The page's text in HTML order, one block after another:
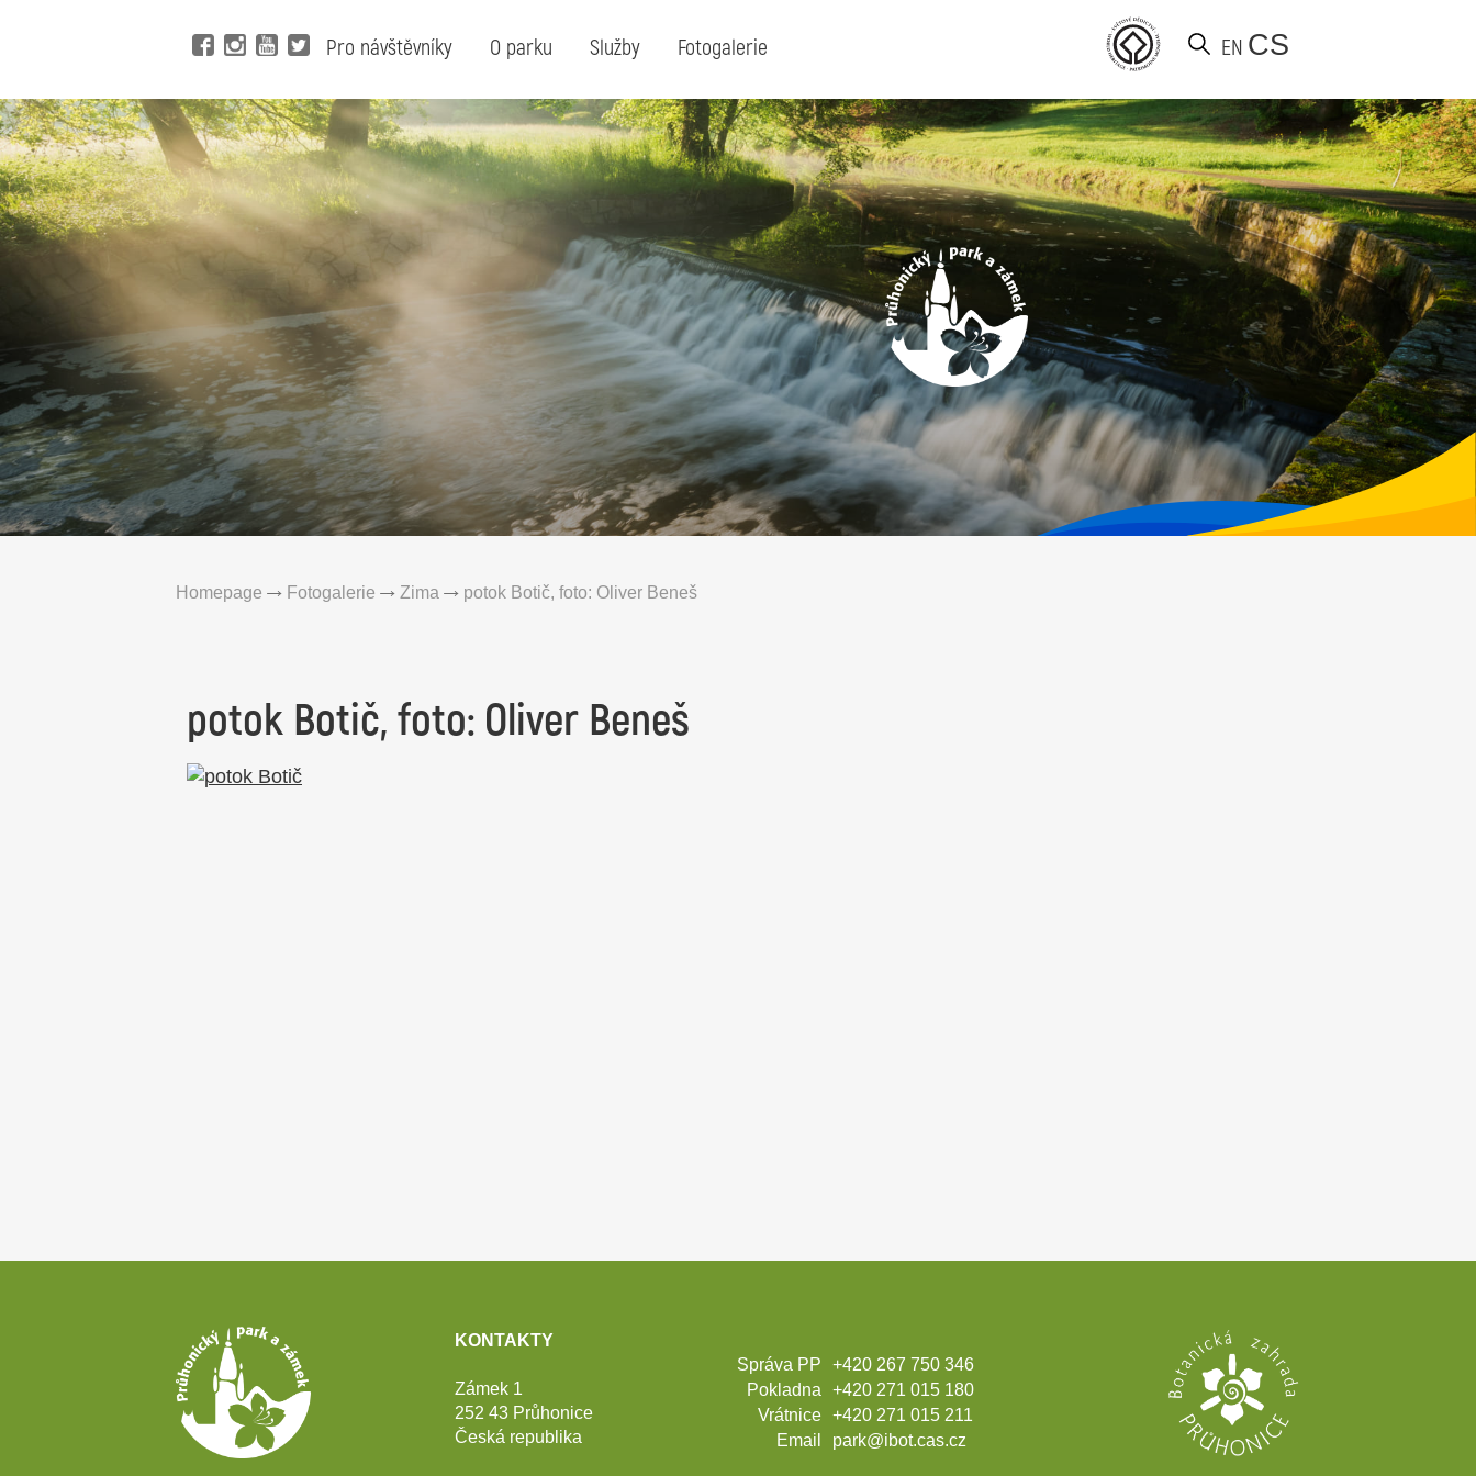
Pro návštěvníky O parku Služby Fotogalerie EN CS
Vyhledejte klíčové slovo nebo výraz: Hledaný
výraz:
Vyhledat
Homepage Fotogalerie Zima potok Botič, foto: Oliver Beneš
potok Botič, foto: Oliver Beneš
Patička
webu
KONTAKTY
Zámek 1
252 43 Průhonice
Česká republika
Správa PP
Pokladna
Vrátnice
Email
+420 267 750 346
+420 271 015 180
+420 271 015 211
park@ibot.cas.cz